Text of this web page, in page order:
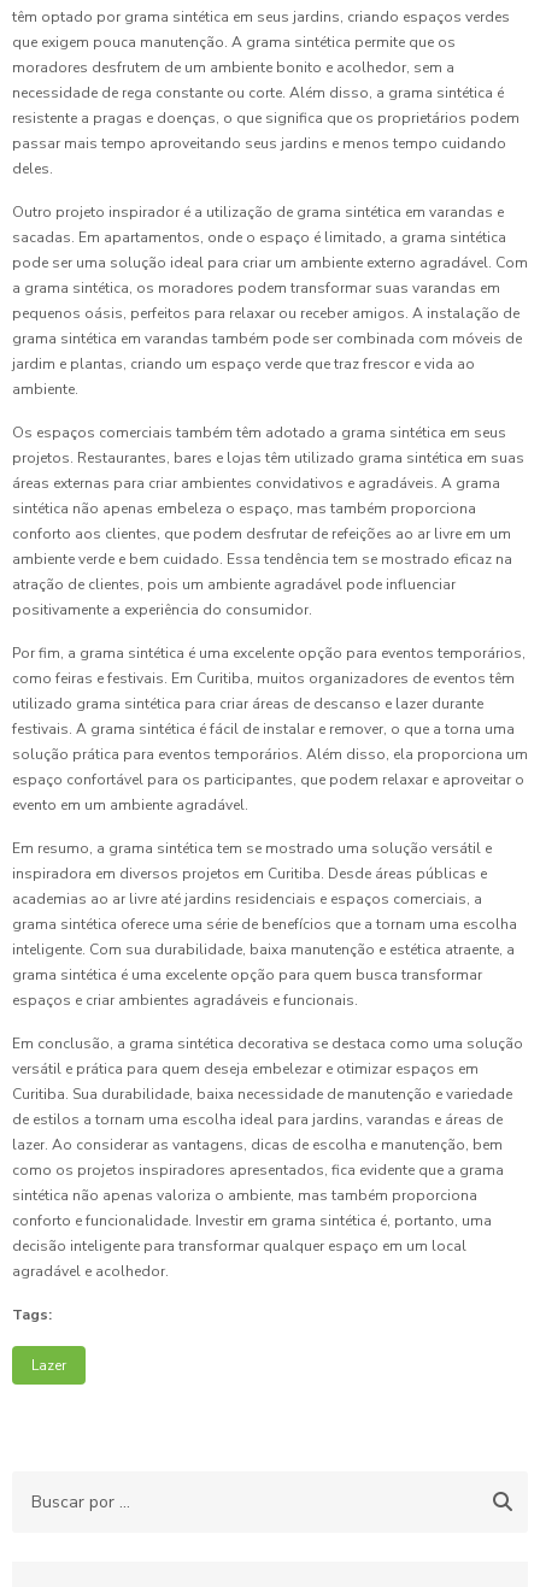
têm optado por grama sintética em seus jardins, criando espaços verdes
que exigem pouca manutenção. A grama sintética permite que os
moradores desfrutem de um ambiente bonito e acolhedor, sem a
necessidade de rega constante ou corte. Além disso, a grama sintética é
resistente a pragas e doenças, o que significa que os proprietários podem
passar mais tempo aproveitando seus jardins e menos tempo cuidando
deles.
Outro projeto inspirador é a utilização de grama sintética em varandas e
sacadas. Em apartamentos, onde o espaço é limitado, a grama sintética
pode ser uma solução ideal para criar um ambiente externo agradável. Com
a grama sintética, os moradores podem transformar suas varandas em
pequenos oásis, perfeitos para relaxar ou receber amigos. A instalação de
grama sintética em varandas também pode ser combinada com móveis de
jardim e plantas, criando um espaço verde que traz frescor e vida ao
ambiente.
Os espaços comerciais também têm adotado a grama sintética em seus
projetos. Restaurantes, bares e lojas têm utilizado grama sintética em suas
áreas externas para criar ambientes convidativos e agradáveis. A grama
sintética não apenas embeleza o espaço, mas também proporciona
conforto aos clientes, que podem desfrutar de refeições ao ar livre em um
ambiente verde e bem cuidado. Essa tendência tem se mostrado eficaz na
atração de clientes, pois um ambiente agradável pode influenciar
positivamente a experiência do consumidor.
Por fim, a grama sintética é uma excelente opção para eventos temporários,
como feiras e festivais. Em Curitiba, muitos organizadores de eventos têm
utilizado grama sintética para criar áreas de descanso e lazer durante
festivais. A grama sintética é fácil de instalar e remover, o que a torna uma
solução prática para eventos temporários. Além disso, ela proporciona um
espaço confortável para os participantes, que podem relaxar e aproveitar o
evento em um ambiente agradável.
Em resumo, a grama sintética tem se mostrado uma solução versátil e
inspiradora em diversos projetos em Curitiba. Desde áreas públicas e
academias ao ar livre até jardins residenciais e espaços comerciais, a
grama sintética oferece uma série de benefícios que a tornam uma escolha
inteligente. Com sua durabilidade, baixa manutenção e estética atraente, a
grama sintética é uma excelente opção para quem busca transformar
espaços e criar ambientes agradáveis e funcionais.
Em conclusão, a grama sintética decorativa se destaca como uma solução
versátil e prática para quem deseja embelezar e otimizar espaços em
Curitiba. Sua durabilidade, baixa necessidade de manutenção e variedade
de estilos a tornam uma escolha ideal para jardins, varandas e áreas de
lazer. Ao considerar as vantagens, dicas de escolha e manutenção, bem
como os projetos inspiradores apresentados, fica evidente que a grama
sintética não apenas valoriza o ambiente, mas também proporciona
conforto e funcionalidade. Investir em grama sintética é, portanto, uma
decisão inteligente para transformar qualquer espaço em um local
agradável e acolhedor.
Tags:
Lazer